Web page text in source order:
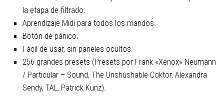
la etapa de filtrado.
Aprendizaje Midi para todos los mandos.
Botón de pánico.
Fácil de usar, sin paneles ocultos.
256 grandes presets (Presets por Frank «Xenox» Neumann
/ Particular – Sound, The Unshushable Coktor, Alexandra
Sendy, TAL, Patrick Kunz).